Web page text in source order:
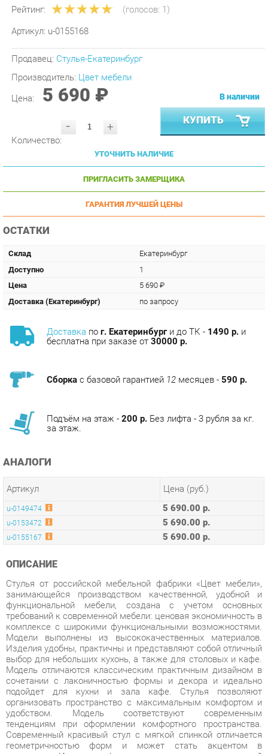
Артикул: u-0155168
Продавец:Стулья-Екатеринбург
Производитель:Цвет мебели
5 690 ₽
- +
УТОЧНИТЬ НАЛИЧИЕ
Доступно
Цена
5 690 ₽
Доставка (Екатеринбург)
по запросу
бесплатна при заказе от30000 р.
Сборкас базовой гарантией12месяцев -
Подъём на этаж -200 р.Без лифта - 3 рубля за кг.
за этаж.
АНАЛОГИ
u-0149474
u-0153472 5 690.00 р.
u-0155167 5 690.00 р.
ОПИСАНИЕ
Стулья от российской мебельной фабрики «Цвет мебели»,
занимающейся производством качественной, удобной и
требований к современной мебели: ценовая экономичность в
комплексе с широкими функциональными возможностями.
Модели выполнены из высококачественных материалов.
Изделия удобны, практичны и представляют собой отличный
выбор для небольших кухонь, а также для столовых и кафе.
Модель отличаются классическим практичным дизайном в
сочетании с лаконичностью формы и декора и идеально
подойдет для кухни и зала кафе. Стулья позволяют
организовать пространство с максимальным комфортом и
удобством. Модель соответствуют современным
тенденциям при оформлении комфортного пространства.
Современный красивый стул с мягкой спинкой отличается
геометричностью форм и может стать акцентом в
интерьере. Изящные формы, тонкие линии и строгий
минимализм являются отражением современного
дизайнерского вкуса для Вашей квартиры.
Качество изделий соответствует европейским стандартам.